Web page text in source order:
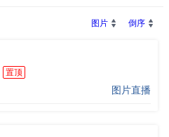
图片 倒序
置顶
图片直播